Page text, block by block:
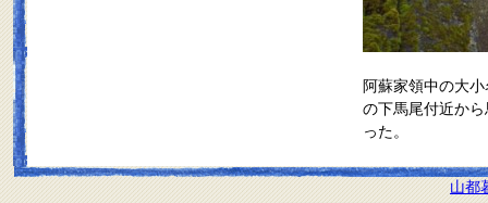
阿蘇家領中の大
の下馬尾付近か
った。
山都